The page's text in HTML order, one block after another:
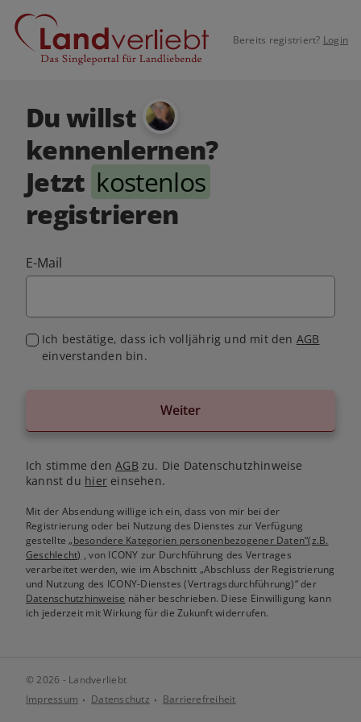
Bereits registriert? Login
Du willst
kennenlernen?
Jetzt kostenlos
registrieren
E-Mail
Ich bestätige, dass ich volljährig und mit den AGB
einverstanden bin.
Weiter
Ich stimme denAGB zu. Die Datenschutzhinweise
kannst du hiereinsehen.
Mit der Absendung willige ich ein, dass von mir bei der
Registrierung oder bei Nutzung des Dienstes zur Verfügung
gestellte„besondere Kategorien personenbezogener Daten“(z.B.
Geschlecht) , von ICONY zur Durchführung des Vertrages
verarbeitet werden, wie im Abschnitt „Abschluss der Registrierung
und Nutzung des ICONY-Dienstes (Vertragsdurchführung)“ der
Datenschutzhinweise näher beschrieben. Diese Einwilligung kann
ich jederzeit mit Wirkung für die Zukunft widerrufen.
© 2026 - Landverliebt
Impressum
Datenschutz Barrierefreiheit